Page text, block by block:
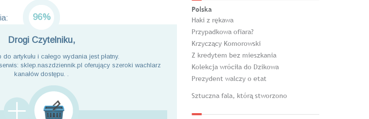
96%
Drogi Czytelniku,
do artykułu i całego wydania jest płatny.
sklep.naszdziennik.pl oferujący szeroki wachlarz
kanałów dostępu. .
Polska
Haki z rękawa
Przypadkowa ofiara?
Krzyczący Komorowski
Z kredytem bez mieszkania
Kolekcja wróciła do Dzikowa
Prezydent walczy o etat
Sztuczna fala, którą stworzono